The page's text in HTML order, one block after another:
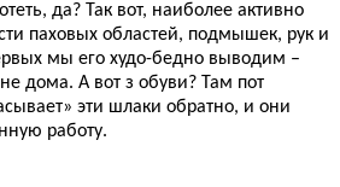
да? Так вот, наиболее активно
паховых областей, подмышек, рук и
мы его худо-бедно выводим –
дома. А вот з обуви? Там пот
эти шлаки обратно, и они
работу.